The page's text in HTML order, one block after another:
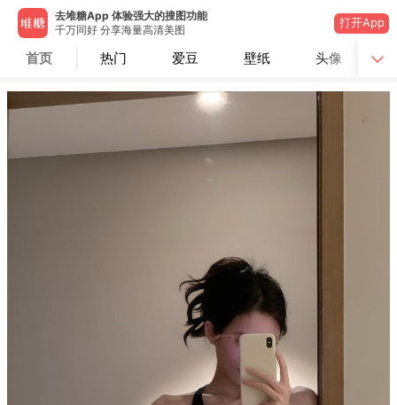
去堆糖App 体验强大的搜图功能
千万同好 分享海量高清美图
打开App
首页 热门 爱豆 壁纸 头像